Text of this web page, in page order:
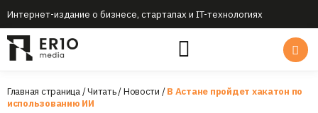
Интернет-издание о бизнесе, стартапах и IT-технологиях
Главная страница/Читать/Новости /В Астане пройдет хакатон по
использованию ИИ